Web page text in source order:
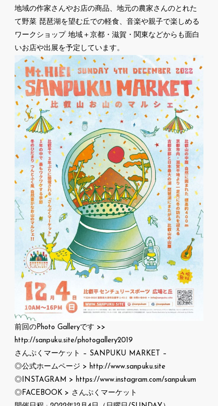
地域の作家さんやお店の商品、地元の農家さんのとれた
て野菜 琵琶湖を望む丘での軽食、音楽や親子で楽しめる
ワークショップ 地域＋京都・滋賀・関東などからも面白
いお店や出展を予定しています。
前回のPhoto Galleryです >>
http://sanpuku.site/photogallery2019
さんぷくマーケット – SANPUKU MARKET –
◎公式ホームページ > http://www.sanpuku.site
◎INSTAGRAM > https://www.instagram.com/sanpukum
◎FACEBOOK > さんぷくマーケット